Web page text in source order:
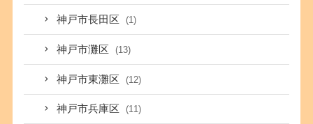
神戸市長田区 (1)
神戸市灘区 (13)
神戸市東灘区 (12)
神戸市兵庫区 (11)